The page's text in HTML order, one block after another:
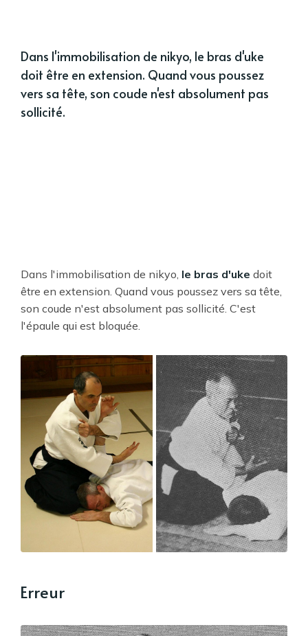
Dans l'immobilisation de nikyo, le bras d'uke
doit être en extension. Quand vous poussez
vers sa tête, son coude n'est absolument pas
sollicité.
Dans l'immobilisation de nikyo, le bras d'uke doit
être en extension. Quand vous poussez vers sa tête,
son coude n'est absolument pas sollicité. C'est
l'épaule qui est bloquée.
Erreur